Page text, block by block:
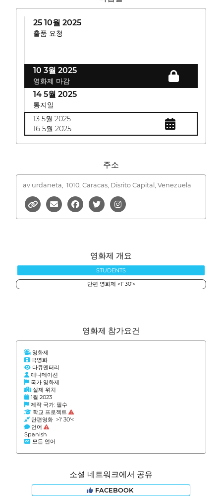
25 10월 2025
출품 요청
10 3월 2025
영화제 마감
14 5월 2025
통지일
13 5월 2025
16 5월 2025
주소
av urdaneta, 1010, Caracas, Disrito Capital, Venezuela
영화제 개요
STUDENTS
단편 영화제 >1' 30'<
영화제 참가요건
영화제
극영화
다큐멘터리
애니메이션
국가 영화제
실제 위치
1월 2023
제작 국가: 필수
학교 프로젝트
단편영화 >1' 30'<
언어
Spanish
모든 언어
소셜 네트워크에서 공유
FACEBOOK